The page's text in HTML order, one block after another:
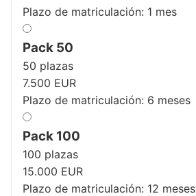
Plazo de matriculación: 1 mes
Pack 50
50 plazas
7.500 EUR
Plazo de matriculación: 6 meses
Pack 100
100 plazas
15.000 EUR
Plazo de matriculación: 12 meses